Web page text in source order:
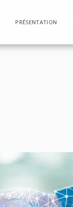
PRÉSENTATION